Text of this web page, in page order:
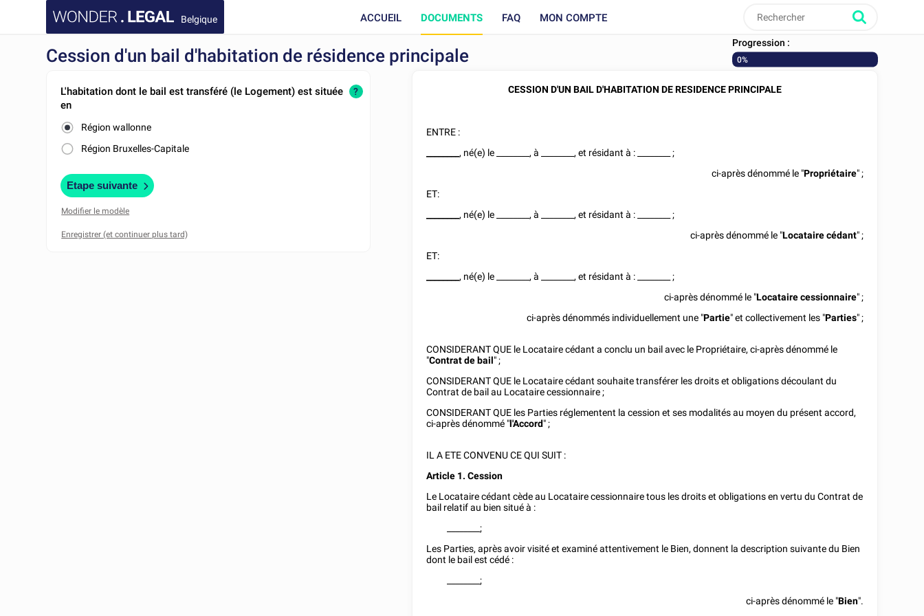
Belgique ACCUEIL DOCUMENTS FAQ MON COMPTE
Cession d'un bail d'habitation de résidence principale
Progression :
0%
L'habitation dont le bail est transféré (le Logement) est située
en
Région wallonne
Région Bruxelles-Capitale
?
Etape suivante
Modifier le modèle
CESSION D'UN BAIL D'HABITATION DE RESIDENCE PRINCIPALE
ENTRE :
, né(e) le , à , et résidant à :
;
ci-après dénommé le "Propriétaire" ;
ET:
, né(e) le , à , et résidant à :
;
ci-après dénommé le "Locataire cédant" ;
ET:
, né(e) le , à , et résidant à :
;
ci-après dénommé le "Locataire cessionnaire" ;
ci-après dénommés individuellement une "Partie" et collectivement les "Parties" ;
CONSIDERANT QUE le Locataire cédant a conclu un bail avec le Propriétaire, ci-après dénommé le
"Contrat de bail" ;
CONSIDERANT QUE le Locataire cédant souhaite transférer les droits et obligations découlant du
Contrat de bail au Locataire cessionnaire ;
CONSIDERANT QUE les Parties réglementent la cession et ses modalités au moyen du présent accord,
ci-après dénommé "l'Accord" ;
IL A ETE CONVENU CE QUI SUIT :
Article 1. Cession
Le Locataire cédant cède au Locataire cessionnaire tous les droits et obligations en vertu du Contrat de
bail relatif au bien situé à :
________;
Les Parties, après avoir visité et examiné attentivement le Bien, donnent la description suivante du Bien
dont le bail est cédé :
________;
ci-après dénommé le "Bien".